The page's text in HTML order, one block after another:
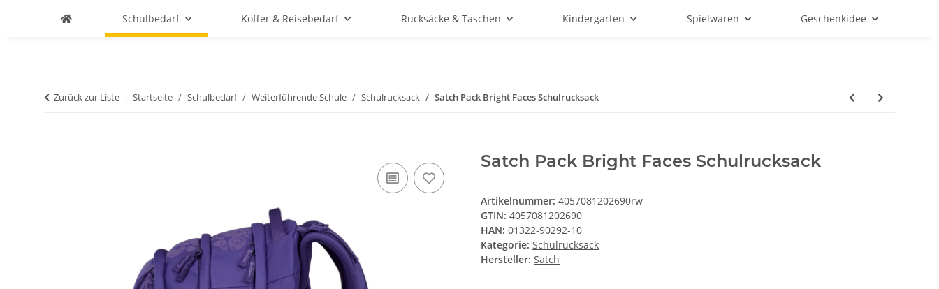
Schulbedarf Koffer & Reisebedarf Rucksäcke & Taschen Kindergarten Spielwaren Geschenkidee
Zurück zur Liste Startseite Schulbedarf Weiterführende Schule Schulrucksack Satch Pack Bright Faces Schulrucksack
Satch Pack Bright Faces Schulrucksack
Artikelnummer: 4057081202690rw
GTIN: 4057081202690
HAN: 01322-90292-10
Kategorie: Schulrucksack
Hersteller: Satch